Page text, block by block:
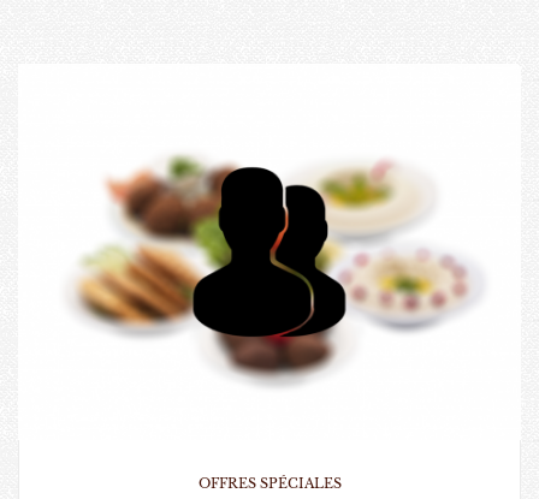
OFFRES SPÉCIALES